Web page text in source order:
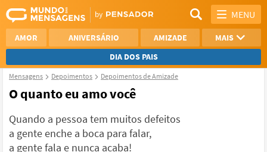
MENU
AMOR ANIVERSÁRIO AMIZADE
MAIS
DIA DOS PAIS
NAMORO
Mensagens Depoimentos Depoimentos de Amizade
O quanto eu amo você
Quando a pessoa tem muitos defeitos
a gente enche a boca para falar,
a gente fala e nunca acaba!